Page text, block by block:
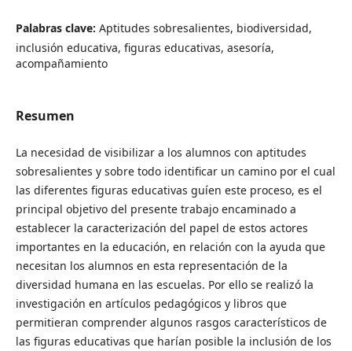
Palabras clave: Aptitudes sobresalientes, biodiversidad,
inclusión educativa, figuras educativas, asesoría,
acompañamiento
Resumen
La necesidad de visibilizar a los alumnos con aptitudes
sobresalientes y sobre todo identificar un camino por el cual
las diferentes figuras educativas guíen este proceso, es el
principal objetivo del presente trabajo encaminado a
establecer la caracterización del papel de estos actores
importantes en la educación, en relación con la ayuda que
necesitan los alumnos en esta representación de la
diversidad humana en las escuelas. Por ello se realizó la
investigación en artículos pedagógicos y libros que
permitieran comprender algunos rasgos característicos de
las figuras educativas que harían posible la inclusión de los